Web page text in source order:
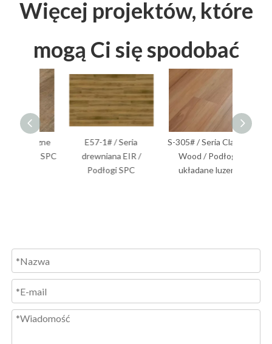
Więcej projektów, które
mogą Ci się spodobać
E57-1# / Seria
drewniana EIR /
Podłogi SPC
S-305# / Seria Classic
Wood / Podłogi
układane luzem